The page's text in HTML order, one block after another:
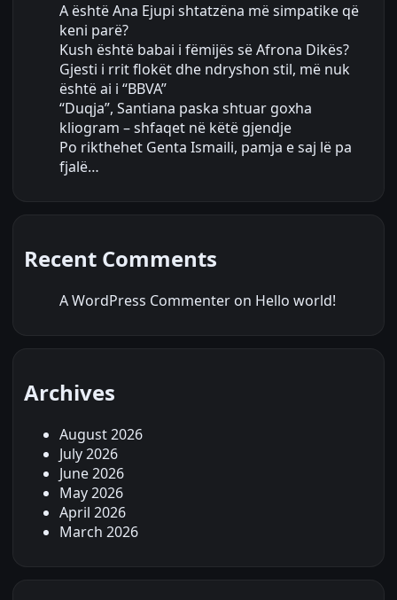
A është Ana Ejupi shtatzëna më simpatike që
keni parë?
Kush është babai i fëmijës së Afrona Dikës?
Gjesti i rrit flokët dhe ndryshon stil, më nuk
është ai i “BBVA”
“Duqja”, Santiana paska shtuar goxha
kliogram – shfaqet në këtë gjendje
Po rikthehet Genta Ismaili, pamja e saj lë pa
fjalë…
Recent Comments
A WordPress Commenter on Hello world!
Archives
August 2026
July 2026
June 2026
May 2026
April 2026
March 2026